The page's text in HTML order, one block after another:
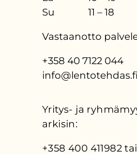
Su 11 – 18
Vastaanotto
+358 40 7122 044
info@lentotehdas.fi
Yritys- ja
arkisin:
+358 400 411982 tai